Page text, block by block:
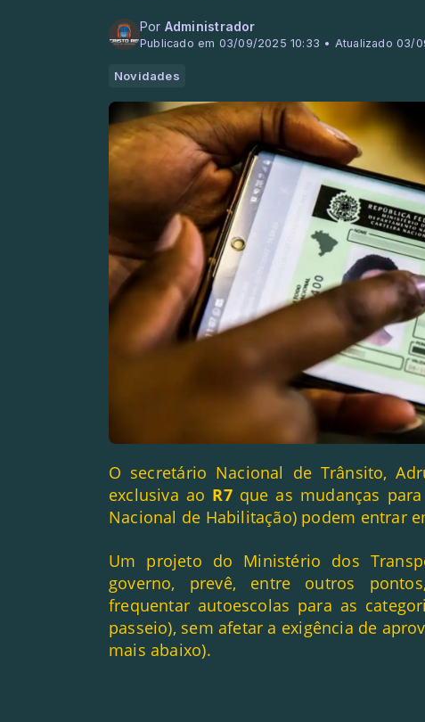
Por Administrador
Publicado em 03/09/2025 10:33 • Atualizado 03/
Novidades
O secretário Nacional de Trânsito,
exclusiva ao R7que as mudanças para
Nacional de Habilitação) podem entrar
Um projeto do Ministério dos
governo, prevê, entre outros
frequentar autoescolas para as
passeio), sem afetar a exigência de
mais abaixo).